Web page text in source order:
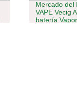
Mercado del
VAPE Vecig
batería